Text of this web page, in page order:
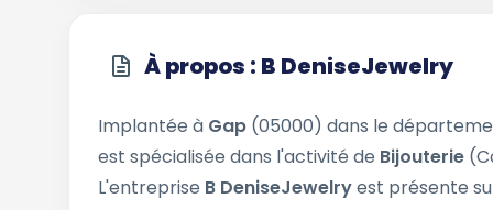
À propos : B DeniseJewelry
Implantée à Gap (05000) dans le
est spécialisée dans l'activité de Bijouterie
L'entreprise B DeniseJewelryest présente